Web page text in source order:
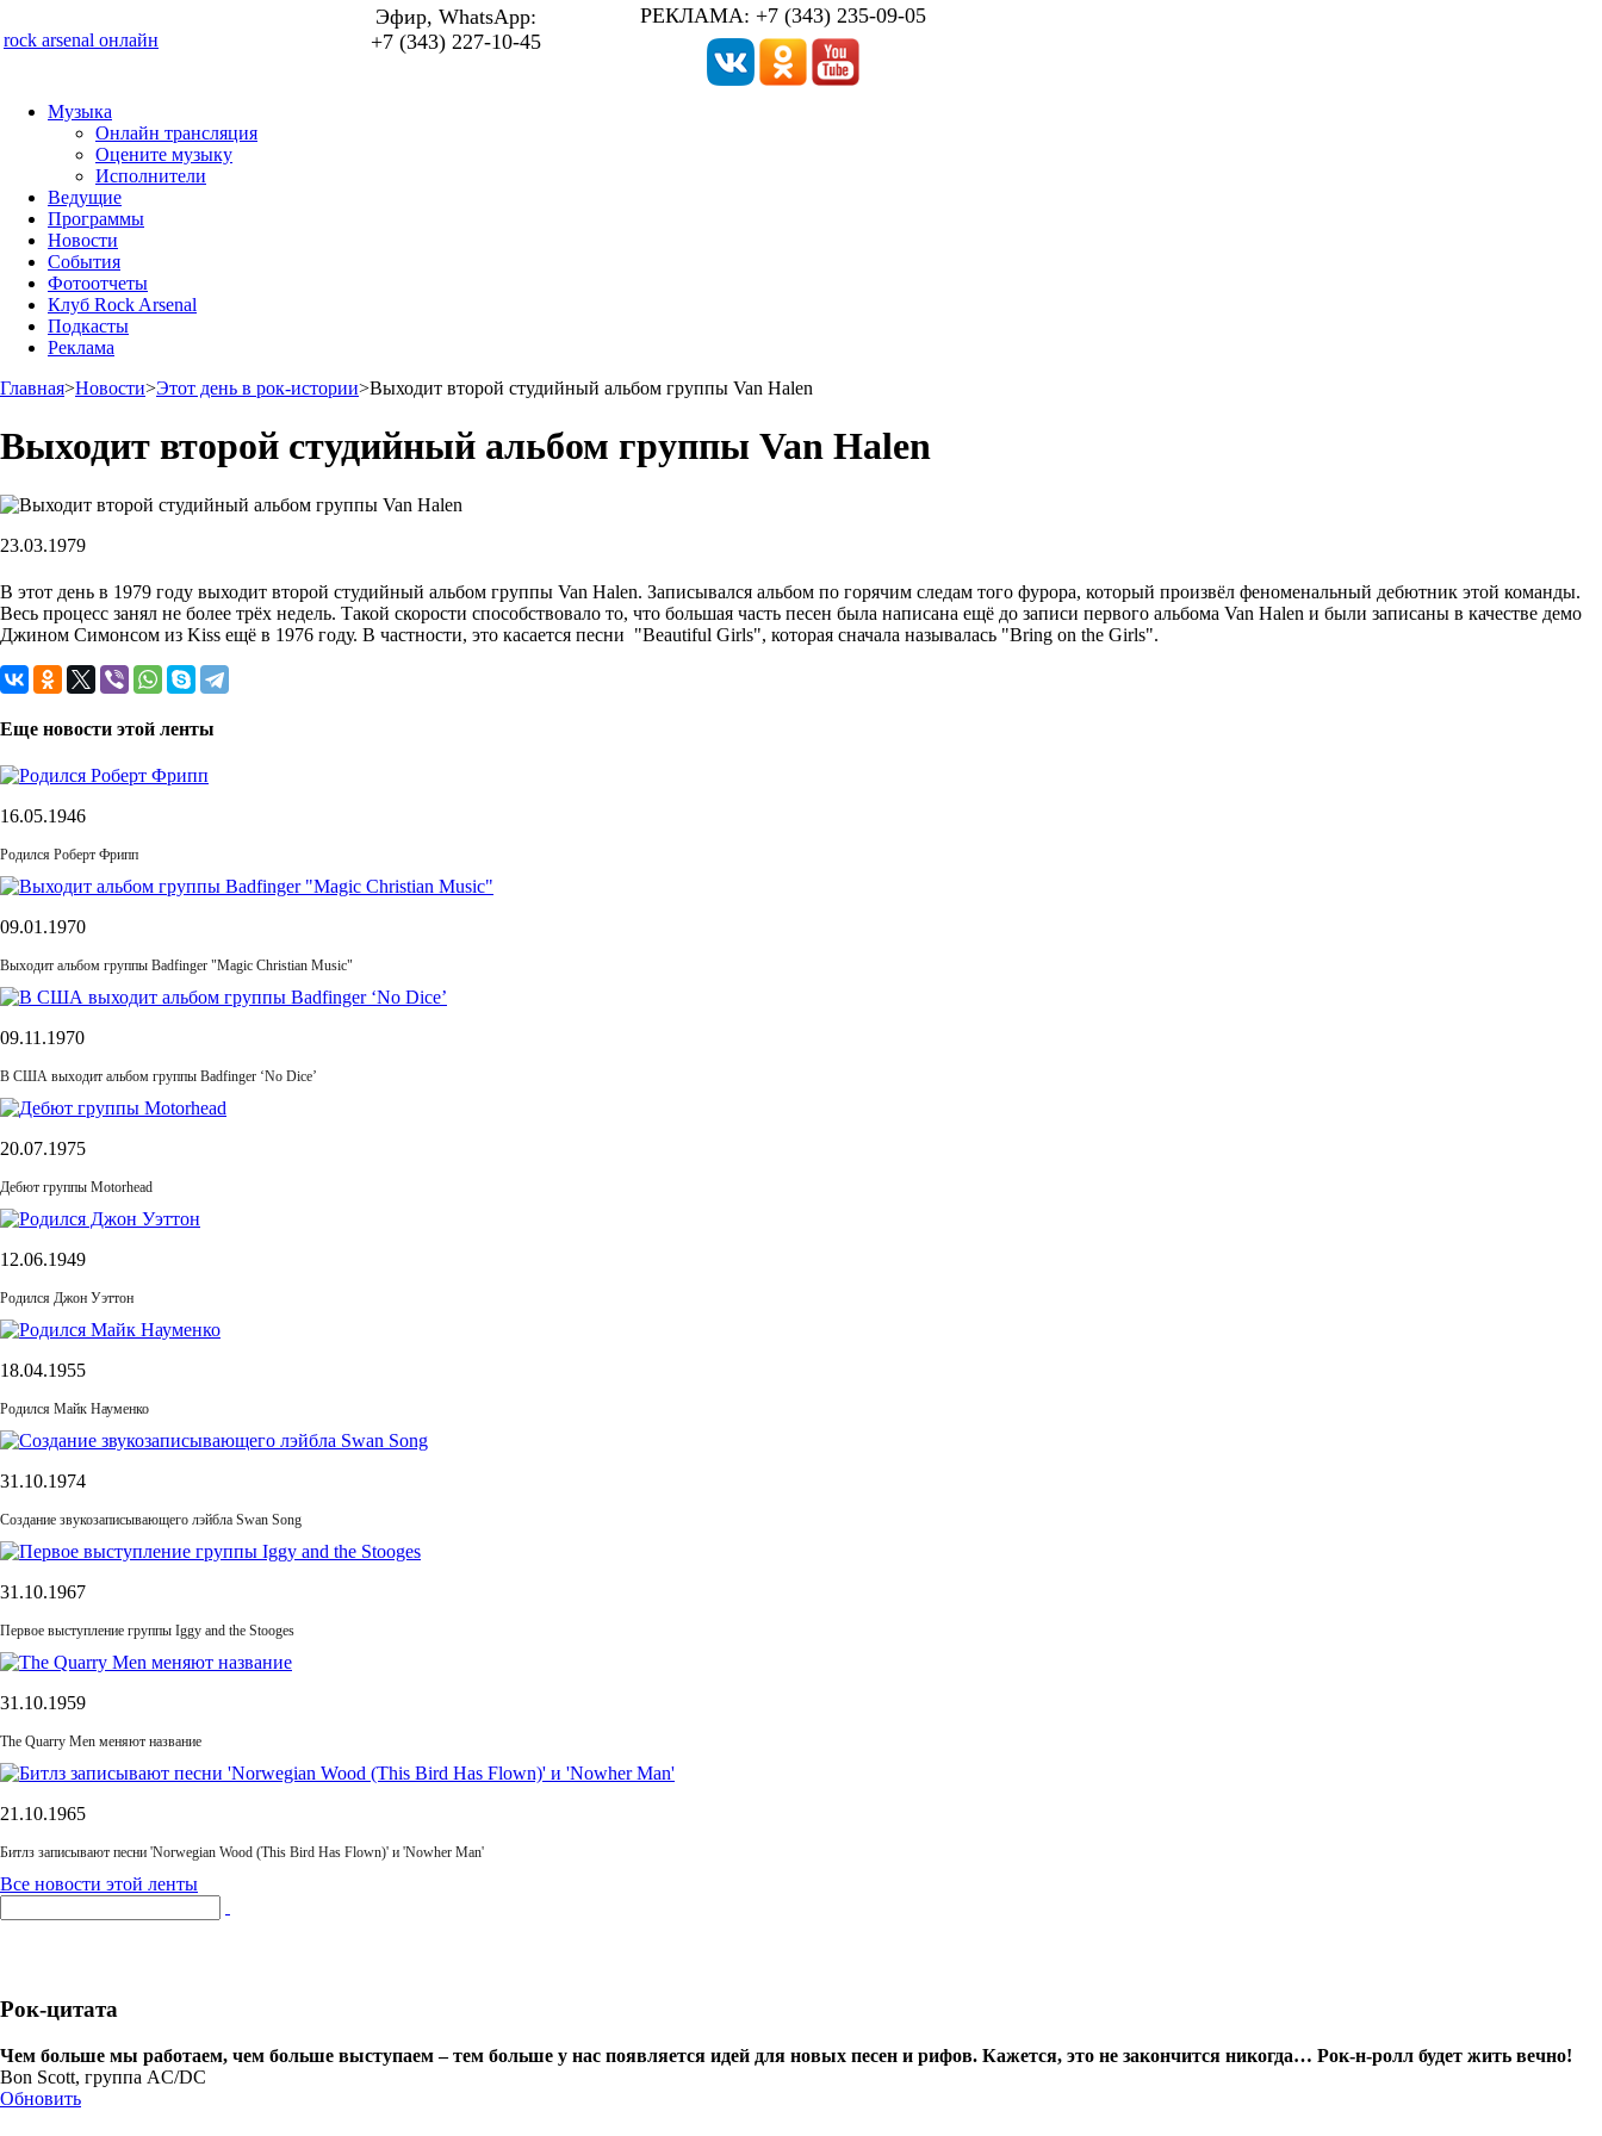
rock arsenal онлайн
Эфир, WhatsApp:
+7 (343) 227-10-45
РЕКЛАМА: +7 (343) 235-09-05
Музыка
Онлайн трансляция
Оцените музыку
Исполнители
Ведущие
Программы
Новости
События
Фотоотчеты
Клуб Rock Arsenal
Подкасты
Реклама
Главная>Новости>Этот день в рок-истории>Выходит второй студийный альбом группы Van Halen
Выходит второй студийный альбом группы Van Halen
23.03.1979
В этот день в 1979 году выходит второй студийный альбом группы Van Halen. Записывался альбом по горячим следам того фурора, который произвёл феноменальный дебютник этой команды.
Весь процесс занял не более трёх недель. Такой скорости способствовало то, что большая часть песен была написана ещё до записи первого альбома Van Halen и были записаны в качестве демо
Джином Симонсом из Kiss ещё в 1976 году. В частности, это касается песни "Beautiful Girls", которая сначала называлась "Bring on the Girls".
Еще новости этой ленты
16.05.1946
Родился Роберт Фрипп
09.01.1970
Выходит альбом группы Badfinger "Magic Christian Music"
09.11.1970
В США выходит альбом группы Badfinger ‘No Dice’
20.07.1975
Дебют группы Motorhead
12.06.1949
Родился Джон Уэттон
18.04.1955
Родился Майк Науменко
31.10.1974
Cоздание звукозаписывающего лэйбла Swan Song
31.10.1967
Первое выступление группы Iggy and the Stooges
31.10.1959
The Quarry Men меняют название
21.10.1965
Битлз записывают песни 'Norwegian Wood (This Bird Has Flown)' и 'Nowher Man'
Все новости этой ленты
Рок-цитата
Чем больше мы работаем, чем больше выступаем – тем больше у нас появляется идей для новых песен и рифов. Кажется, это не закончится никогда… Рок-н-ролл будет жить вечно!
Bon Scott, группа AC/DC
Обновить